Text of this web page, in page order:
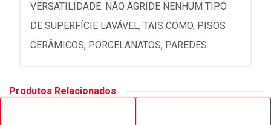
VERSATILIDADE. NÃO AGRIDE NENHUM TIPO
DE SUPERFÍCIE LAVÁVEL, TAIS COMO, PISOS
CERÂMICOS, PORCELANATOS, PAREDES.
Produtos Relacionados